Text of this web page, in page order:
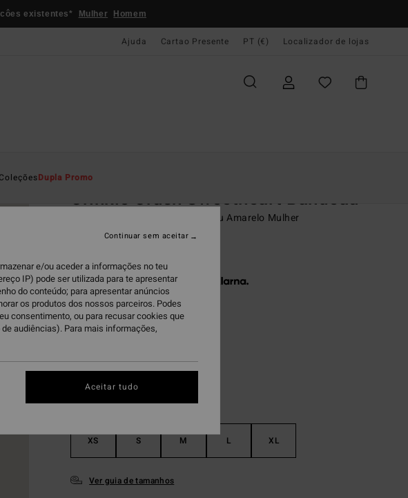
existentes* Mulher Homem
Ajuda Cartao Presente PT (€) Localizador de lojas
ColeçõesDupla Promo
Crinkle Crush Sweetheart Bandeau
Parte de cima de biquíni Bandeau Amarelo Mulher
Paga 3 x € 16,65 sem juros com a
CorSundress
XS S M L XL
Ver guia de tamanhos
e/ou aceder a informações no teu
IP) pode ser utilizada para te apresentar
do conteúdo; para apresentar anúncios
os produtos dos nossos parceiros. Podes
consentimento, ou para recusar cookies que
audiências). Para mais informações,
Continuar sem aceitar
Aceitar tudo